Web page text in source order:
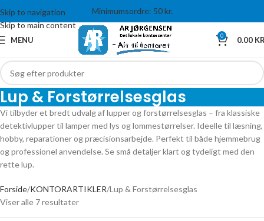
Skip to navigation
Skip to main content
Minimumsordre: 50 kr.
MENU 0 0.00
Lup & Forstørrelsesglas
Vi tilbyder et bredt udvalg af lupper og forstørrelsesglas – fra klassiske
detektivlupper til lamper med lys og lommestørrelser. Ideelle til læsning,
hobby, reparationer og præcisionsarbejde. Perfekt til både hjemmebrug
og professionel anvendelse. Se små detaljer klart og tydeligt med den
rette lup.
Forside KONTORARTIKLER Lup & Forstørrelsesglas
Viser alle 7 resultater